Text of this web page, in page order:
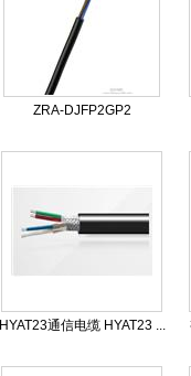
ZRA-DJFP2GP2
HYAT23通信电缆 HYAT23 ...